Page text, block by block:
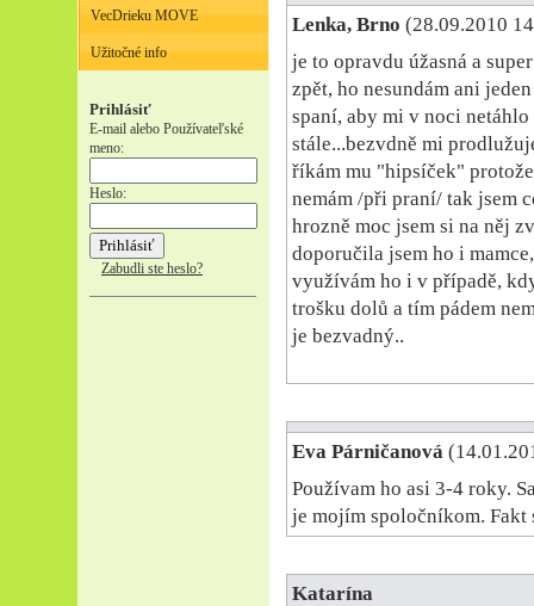
VecDrieku MOVE
Užitočné info
Prihlásiť
E-mail alebo Používateľské
meno:
Heslo:
Zabudli ste heslo?
Lenka, Brno (28.09.2010
je to opravdu úžasná a
zpět, ho nesundám ani
spaní, aby mi v noci netáhlo
stále...bezvdně mi
říkám mu "hipsíček"
nemám /při praní/ tak jsem
hrozně moc jsem si na něj
doporučila jsem ho i
využívám ho i v případě,
trošku dolů a tím pádem
je bezvadný..
Eva Párničanová
Používam ho asi 3-4 roky.
je mojím spoločníkom. Fakt
Katarína